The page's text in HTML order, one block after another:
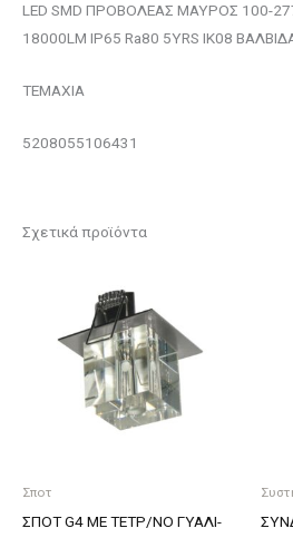
LED SMD ΠΡΟΒΟΛΕΑΣ ΜΑΥΡΟΣ 100-
18000LM IP65 Ra80 5YRS IK08
ΤΕΜΑΧΙΑ
5208055106431
Σχετικά προϊόντα
Σποτ
ΣΠΟΤ G4 ΜΕ ΤΕΤΡ/ΝΟ ΓΥΑΛΙ-